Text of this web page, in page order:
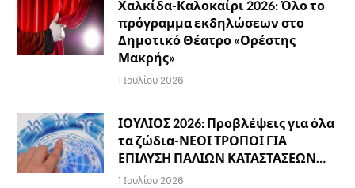
Χαλκίδα-Καλοκαίρι 2026: Όλο το
πρόγραμμα εκδηλώσεων στο
Δημοτικό Θέατρο «Ορέστης
Μακρής»
1 Ιουλίου 2026
ΙΟΥΛΙΟΣ 2026: Προβλέψεις για όλα
τα ζώδια-ΝΕΟΙ ΤΡΟΠΟΙ ΓΙΑ
ΕΠΙΛΥΣΗ ΠΑΛΙΩΝ ΚΑΤΑΣΤΑΣΕΩΝ…
1 Ιουλίου 2026